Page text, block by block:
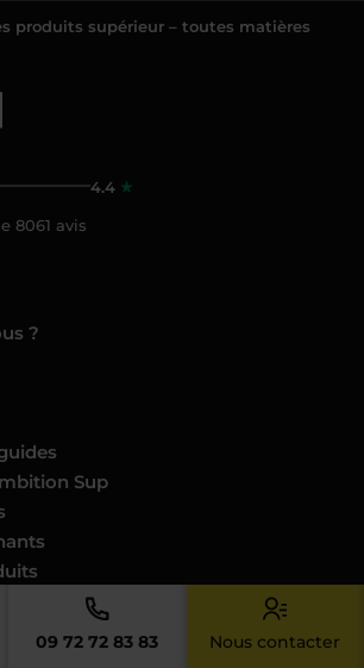
09 72 72 83 83 Nous contacter
produits supérieur – toutes matières
4.4
8061 avis
?
Sup